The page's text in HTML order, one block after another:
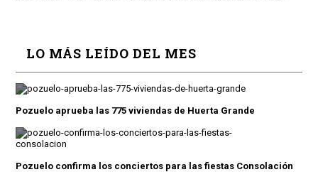
LO MÁS LEÍDO DEL MES
Pozuelo aprueba las 775 viviendas de Huerta Grande
Pozuelo confirma los conciertos para las fiestas Consolación